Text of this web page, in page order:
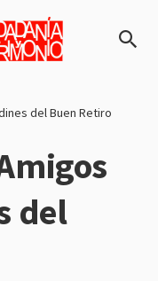
del Buen Retiro
del